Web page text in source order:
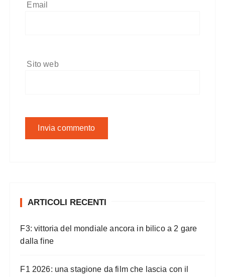
Email
Sito web
ARTICOLI RECENTI
F3: vittoria del mondiale ancora in bilico a 2 gare
dalla fine
F1 2026: una stagione da film che lascia con il